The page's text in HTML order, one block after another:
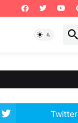
Twitter